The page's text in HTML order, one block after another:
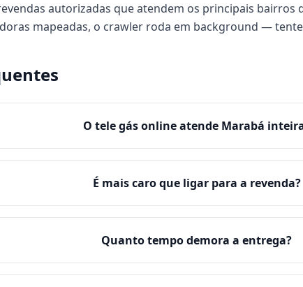
autorizadas que atendem os principais bairros
mapeadas, o crawler roda em background —
O tele gás online atende Marabá
É mais caro que ligar para a revenda?
Quanto tempo demora a entrega?